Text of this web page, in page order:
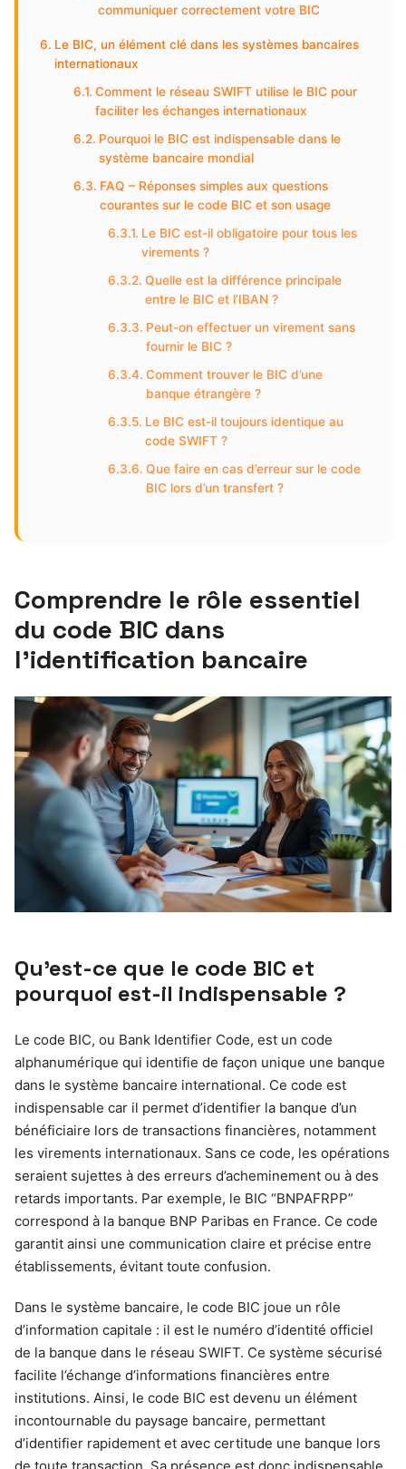
communiquer correctement votre BIC
Le BIC, un élément clé dans les systèmes bancaires
internationaux
Comment le réseau SWIFT utilise le BIC pour
faciliter les échanges internationaux
Pourquoi le BIC est indispensable dans le
système bancaire mondial
FAQ – Réponses simples aux questions
courantes sur le code BIC et son usage
Le BIC est-il obligatoire pour tous les
virements ?
Quelle est la différence principale
entre le BIC et l’IBAN ?
Peut-on effectuer un virement sans
fournir le BIC ?
Comment trouver le BIC d’une
banque étrangère ?
Le BIC est-il toujours identique au
code SWIFT ?
Que faire en cas d’erreur sur le code
BIC lors d’un transfert ?
Comprendre le rôle essentiel
du code BIC dans
l’identification bancaire
Qu’est-ce que le code BIC et
pourquoi est-il indispensable ?
Le code BIC, ou Bank Identifier Code, est un code
alphanumérique qui identifie de façon unique une banque
dans le système bancaire international. Ce code est
indispensable car il permet d’identifier la banque d’un
bénéficiaire lors de transactions financières, notamment
les virements internationaux. Sans ce code, les opérations
seraient sujettes à des erreurs d’acheminement ou à des
retards importants. Par exemple, le BIC “BNPAFRPP”
correspond à la banque BNP Paribas en France. Ce code
garantit ainsi une communication claire et précise entre
établissements, évitant toute confusion.
Dans le système bancaire, le code BIC joue un rôle
d’information capitale : il est le numéro d’identité officiel
de la banque dans le réseau SWIFT. Ce système sécurisé
facilite l’échange d’informations financières entre
institutions. Ainsi, le code BIC est devenu un élément
incontournable du paysage bancaire, permettant
d’identifier rapidement et avec certitude une banque lors